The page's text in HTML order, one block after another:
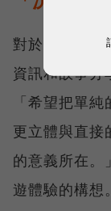
對於「旅行思
資訊和故事分
「希望把單
更立體與直接
的意義所在。
遊體驗的構想